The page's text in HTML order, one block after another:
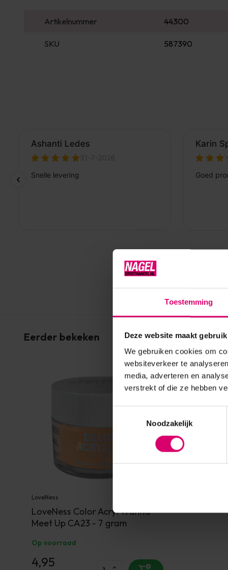
Toestemming
Deze website maakt
We gebruiken cookies om
websiteverkeer te
media, adverteren en
verstrekt of die ze hebben
Noodzakelijk
Artikelnummer 44300
SKU 587390
Eerder bekeken
LoveNess
LoveNess Color Acryl Wanna
Meet Up CA23 - 7 gram
Op voorraad
4,95